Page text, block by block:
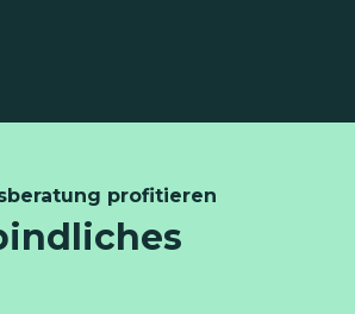
profitieren